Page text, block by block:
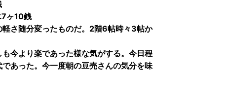
ヶ10銭
さ随分変ったものだ。2階6帖時々3帖か
今より楽であった様な気がする。今日程
あった。今一度朝の豆売さんの気分を味